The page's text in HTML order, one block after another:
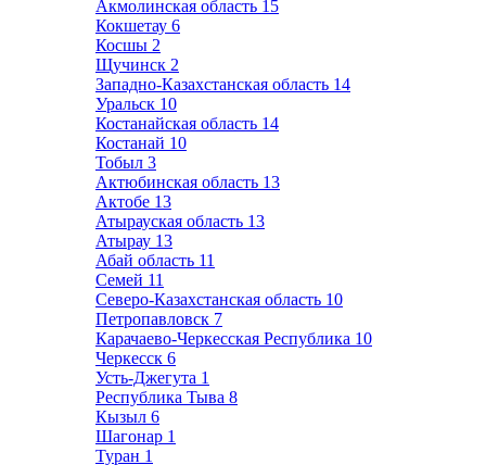
Акмолинская область 15
Кокшетау 6
Косшы 2
Щучинск 2
Западно-Казахстанская область 14
Уральск 10
Костанайская область 14
Костанай 10
Тобыл 3
Актюбинская область 13
Актобе 13
Атырауская область 13
Атырау 13
Абай область 11
Семей 11
Северо-Казахстанская область 10
Петропавловск 7
Карачаево-Черкесская Республика 10
Черкесск 6
Усть-Джегута 1
Республика Тыва 8
Кызыл 6
Шагонар 1
Туран 1